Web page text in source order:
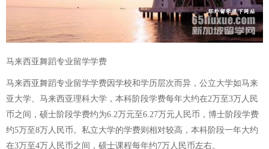
马来西亚舞蹈专业留学学费
马来西亚舞蹈专业留学学费因学校和学历层次而异，公立大学如马来
亚大学、马来西亚理科大学，本科阶段学费每年大约在2万至3万人民
币之间，硕士阶段学费约为6.2万元至6.27万元人民币，博士阶段学费
约5万至8万人民币。私立大学的学费则相对较高，本科阶段一年大约
在3万至4万人民币之间，硕士课程每年约7万人民币左右。